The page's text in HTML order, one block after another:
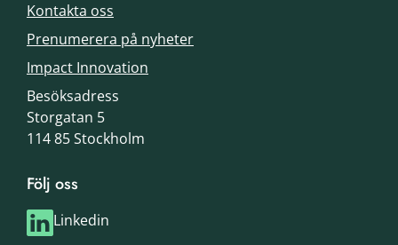
Kontakta oss
Prenumerera på nyheter
Impact Innovation
Besöksadress
Storgatan 5
114 85 Stockholm
Följ oss
Linkedin